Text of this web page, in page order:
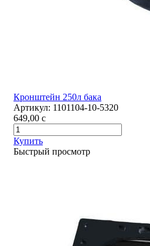
Кронштейн 250л бака
Артикул: 1101104-10-5320
649,00 c
Купить
Быстрый просмотр